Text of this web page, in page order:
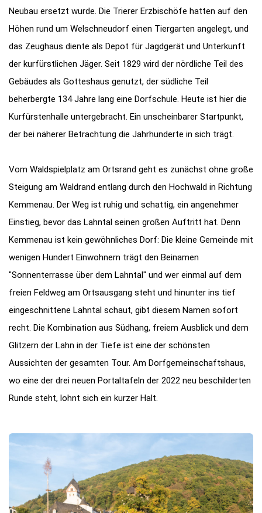
Neubau ersetzt wurde. Die Trierer Erzbischöfe hatten auf den
Höhen rund um Welschneudorf einen Tiergarten angelegt, und
das Zeughaus diente als Depot für Jagdgerät und Unterkunft
der kurfürstlichen Jäger. Seit 1829 wird der nördliche Teil des
Gebäudes als Gotteshaus genutzt, der südliche Teil
beherbergte 134 Jahre lang eine Dorfschule. Heute ist hier die
Kurfürstenhalle untergebracht. Ein unscheinbarer Startpunkt,
der bei näherer Betrachtung die Jahrhunderte in sich trägt.
Vom Waldspielplatz am Ortsrand geht es zunächst ohne große
Steigung am Waldrand entlang durch den Hochwald in Richtung
Kemmenau. Der Weg ist ruhig und schattig, ein angenehmer
Einstieg, bevor das Lahntal seinen großen Auftritt hat. Denn
Kemmenau ist kein gewöhnliches Dorf: Die kleine Gemeinde mit
wenigen Hundert Einwohnern trägt den Beinamen
"Sonnenterrasse über dem Lahntal" und wer einmal auf dem
freien Feldweg am Ortsausgang steht und hinunter ins tief
eingeschnittene Lahntal schaut, gibt diesem Namen sofort
recht. Die Kombination aus Südhang, freiem Ausblick und dem
Glitzern der Lahn in der Tiefe ist eine der schönsten
Aussichten der gesamten Tour. Am Dorfgemeinschaftshaus,
wo eine der drei neuen Portaltafeln der 2022 neu beschilderten
Runde steht, lohnt sich ein kurzer Halt.